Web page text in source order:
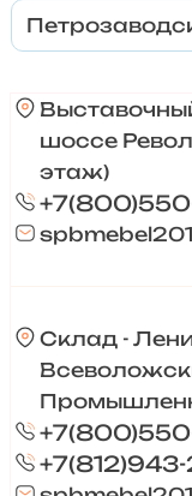
шоссе
этаж)
Склад -